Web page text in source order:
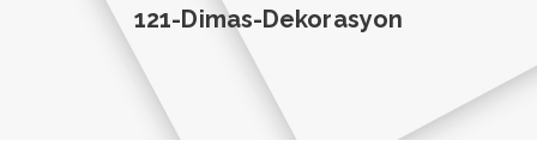
121-Dimas-Dekorasyon